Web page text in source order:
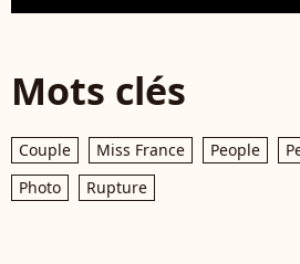
Mots clés
Couple Miss France People
Photo
Rupture